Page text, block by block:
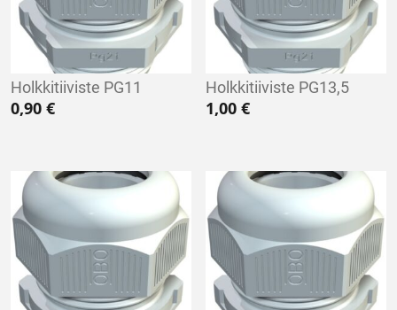
Holkkitiiviste PG11
0,90 €
Holkkitiiviste PG13,5
1,00€